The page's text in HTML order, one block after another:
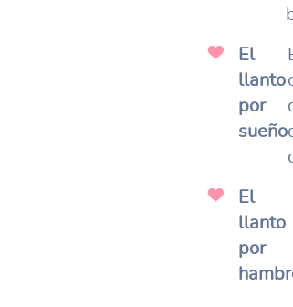
El
llanto
por
sueño
El
llanto
por